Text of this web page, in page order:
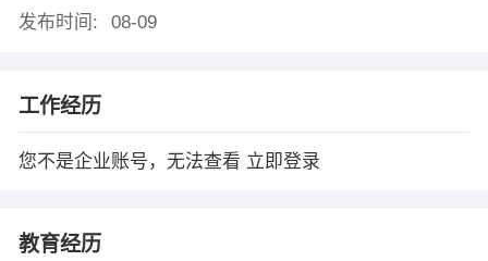
发布时间:
08-09
工作经历
您不是企业账号，无法查看 立即登录
教育经历